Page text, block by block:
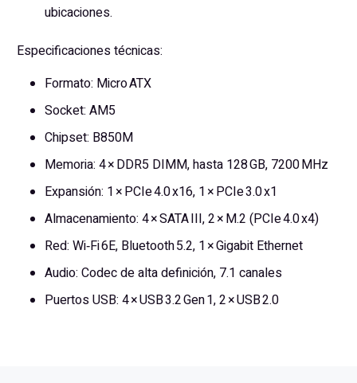
ubicaciones.
Especificaciones técnicas:
Formato: Micro ATX
Socket: AM5
Chipset: B850M
Memoria: 4 × DDR5 DIMM, hasta 128 GB, 7200 MHz
Expansión: 1 × PCIe 4.0 x16, 1 × PCIe 3.0 x1
Almacenamiento: 4 × SATA III, 2 × M.2 (PCIe 4.0 x4)
Red: Wi‑Fi 6E, Bluetooth 5.2, 1 × Gigabit Ethernet
Audio: Codec de alta definición, 7.1 canales
Puertos USB: 4 × USB 3.2 Gen 1, 2 × USB 2.0